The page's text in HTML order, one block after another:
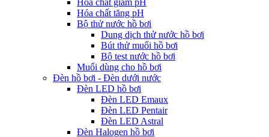
Hóa chất giảm pH
Hóa chất tăng pH
Bộ thử nước hồ bơi
Dung dịch thử nước hồ bơi
Bút thử muối hồ bơi
Bộ test nước hồ bơi
Muối dùng cho hồ bơi
Đèn hồ bơi - Đèn dưới nước
Đèn LED hồ bơi
Đèn LED Emaux
Đèn LED Pentair
Đèn LED Astral
Đèn Halogen hồ bơi